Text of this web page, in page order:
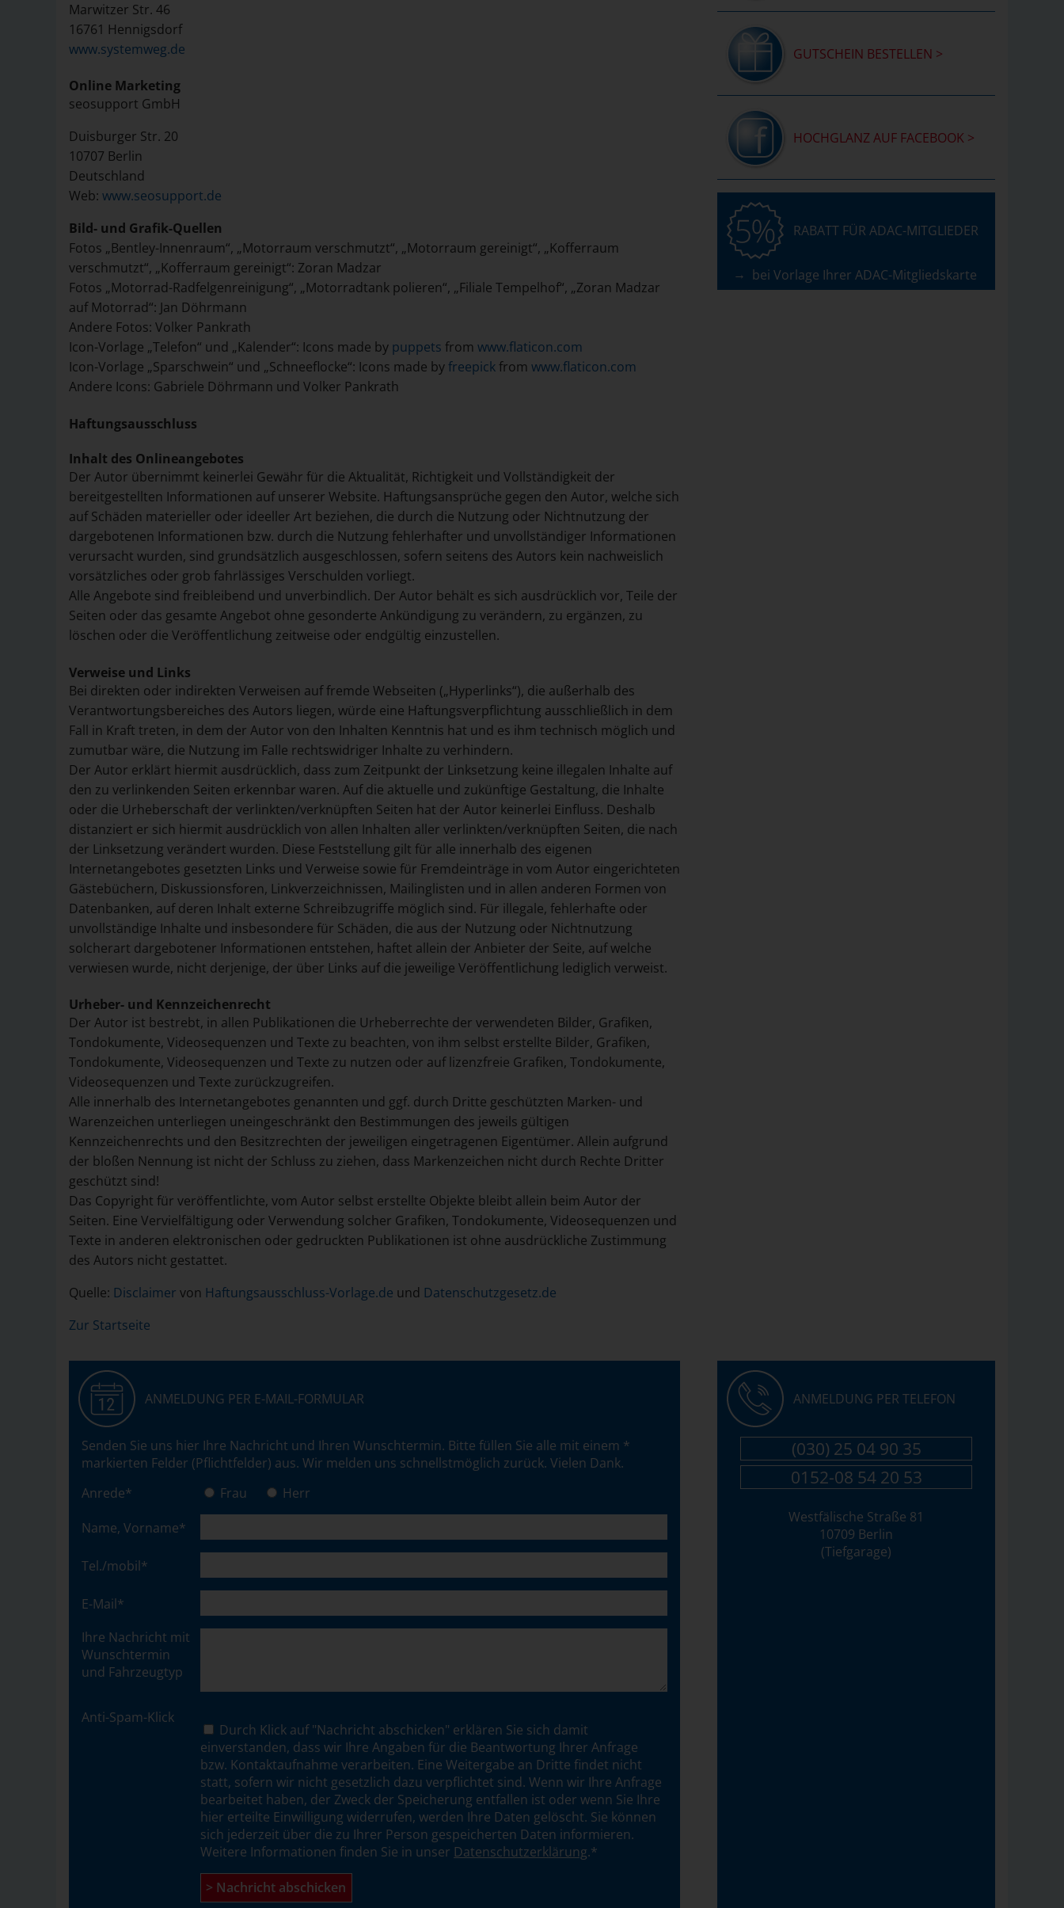
Marwitzer Str. 46
16761 Hennigsdorf
www.systemweg.de
Online Marketing
seosupport GmbH
Duisburger Str. 20
10707 Berlin
Deutschland
Web: www.seosupport.de
Bild- und Grafik-Quellen
Fotos „Bentley-Innenraum“, „Motorraum verschmutzt“, „Motorraum gereinigt“, „Kofferraum
verschmutzt“, „Kofferraum gereinigt“: Zoran Madzar
Fotos „Motorrad-Radfelgenreinigung“, „Motorradtank polieren“, „Filiale Tempelhof“, „Zoran Madzar
auf Motorrad“: Jan Döhrmann
Andere Fotos: Volker Pankrath
Icon-Vorlage „Telefon“ und „Kalender“: Icons made by puppets from www.flaticon.com
Icon-Vorlage „Sparschwein“ und „Schneeflocke“: Icons made byfreepickfrom www.flaticon.com
Andere Icons: Gabriele Döhrmann und Volker Pankrath
Haftungsausschluss
Inhalt des Onlineangebotes
Der Autor übernimmt keinerlei Gewähr für die Aktualität, Richtigkeit und Vollständigkeit der
bereitgestellten Informationen auf unserer Website. Haftungsansprüche gegen den Autor, welche sich
auf Schäden materieller oder ideeller Art beziehen, die durch die Nutzung oder Nichtnutzung der
dargebotenen Informationen bzw. durch die Nutzung fehlerhafter und unvollständiger Informationen
verursacht wurden, sind grundsätzlich ausgeschlossen, sofern seitens des Autors kein nachweislich
vorsätzliches oder grob fahrlässiges Verschulden vorliegt.
Alle Angebote sind freibleibend und unverbindlich. Der Autor behält es sich ausdrücklich vor, Teile der
Seiten oder das gesamte Angebot ohne gesonderte Ankündigung zu verändern, zu ergänzen, zu
löschen oder die Veröffentlichung zeitweise oder endgültig einzustellen.
Verweise und Links
Bei direkten oder indirekten Verweisen auf fremde Webseiten („Hyperlinks“), die außerhalb des
Verantwortungsbereiches des Autors liegen, würde eine Haftungsverpflichtung ausschließlich in dem
Fall in Kraft treten, in dem der Autor von den Inhalten Kenntnis hat und es ihm technisch möglich und
zumutbar wäre, die Nutzung im Falle rechtswidriger Inhalte zu verhindern.
Der Autor erklärt hiermit ausdrücklich, dass zum Zeitpunkt der Linksetzung keine illegalen Inhalte auf
den zu verlinkenden Seiten erkennbar waren. Auf die aktuelle und zukünftige Gestaltung, die Inhalte
oder die Urheberschaft der verlinkten/verknüpften Seiten hat der Autor keinerlei Einfluss. Deshalb
distanziert er sich hiermit ausdrücklich von allen Inhalten aller verlinkten/verknüpften Seiten, die nach
der Linksetzung verändert wurden. Diese Feststellung gilt für alle innerhalb des eigenen
Internetangebotes gesetzten Links und Verweise sowie für Fremdeinträge in vom Autor eingerichteten
Gästebüchern, Diskussionsforen, Linkverzeichnissen, Mailinglisten und in allen anderen Formen von
Datenbanken, auf deren Inhalt externe Schreibzugriffe möglich sind. Für illegale, fehlerhafte oder
unvollständige Inhalte und insbesondere für Schäden, die aus der Nutzung oder Nichtnutzung
solcherart dargebotener Informationen entstehen, haftet allein der Anbieter der Seite, auf welche
verwiesen wurde, nicht derjenige, der über Links auf die jeweilige Veröffentlichung lediglich verweist.
Urheber- und Kennzeichenrecht
Der Autor ist bestrebt, in allen Publikationen die Urheberrechte der verwendeten Bilder, Grafiken,
Tondokumente, Videosequenzen und Texte zu beachten, von ihm selbst erstellte Bilder, Grafiken,
Tondokumente, Videosequenzen und Texte zu nutzen oder auf lizenzfreie Grafiken, Tondokumente,
Videosequenzen und Texte zurückzugreifen.
Alle innerhalb des Internetangebotes genannten und ggf. durch Dritte geschützten Marken- und
Warenzeichen unterliegen uneingeschränkt den Bestimmungen des jeweils gültigen
Kennzeichenrechts und den Besitzrechten der jeweiligen eingetragenen Eigentümer. Allein aufgrund
der bloßen Nennung ist nicht der Schluss zu ziehen, dass Markenzeichen nicht durch Rechte Dritter
geschützt sind!
Das Copyright für veröffentlichte, vom Autor selbst erstellte Objekte bleibt allein beim Autor der
Seiten. Eine Vervielfältigung oder Verwendung solcher Grafiken, Tondokumente, Videosequenzen und
Texte in anderen elektronischen oder gedruckten Publikationen ist ohne ausdrückliche Zustimmung
des Autors nicht gestattet.
Quelle: Disclaimer von Haftungsausschluss-Vorlage.de und Datenschutzgesetz.de
Zur Startseite
GUTSCHEIN BESTELLEN >
HOCHGLANZ AUF FACEBOOK >
RABATT FÜR ADAC-MIT­GLIEDER
bei Vorlage Ihrer ADAC-Mitgliedskarte
ANMELDUNG PER TELEFON
(030) 25 04 90 35
0152-08 54 20 53
Westfälische Straße 81
10709 Berlin
(Tiefgarage)
ANMELDUNG PER E-MAIL-FORMULAR
Senden Sie uns hier Ihre Nachricht und Ihren Wunschtermin. Bitte füllen Sie alle mit einem *
markierten Felder (Pflichtfelder) aus. Wir melden uns schnellstmöglich zurück. Vielen Dank.
Anrede*
Frau
Herr
Name, Vorname*
Tel./mobil*
E-Mail*
Ihre Nach­richt mit
Wunsch­termin
und Fahr­zeug­typ
Anti-Spam- Klick
Durch Klick auf "Nachricht abschicken" erklären Sie sich damit
einverstanden, dass wir Ihre Angaben für die Beantwortung Ihrer Anfrage
bzw. Kontaktaufnahme verarbeiten. Eine Weitergabe an Dritte findet nicht
statt, sofern wir nicht gesetzlich dazu verpflichtet sind. Wenn wir Ihre Anfrage
bearbeitet haben, der Zweck der Speicherung entfallen ist oder wenn Sie Ihre
hier erteilte Einwilligung widerrufen, werden Ihre Daten gelöscht. Sie können
sich jederzeit über die zu Ihrer Person gespeicherten Daten informieren.
Weitere Informationen finden Sie in unser Datenschutzerklärung.*